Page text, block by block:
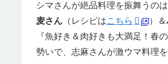
シマさんが絶品料理を振舞うの
麦さん （レシピはこちら ）＆
『魚好き＆肉好きも大満足！春
勢いで、志麻さんが激ウマ料理を